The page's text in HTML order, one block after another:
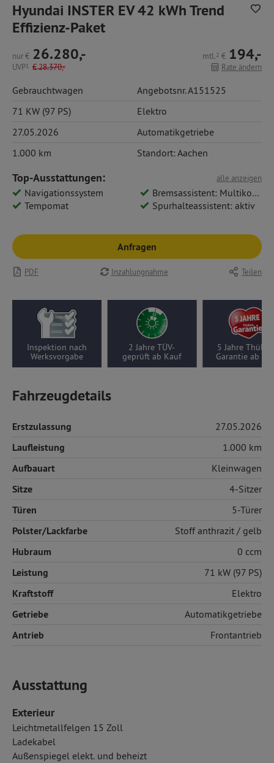
Hyundai INSTER EV 42 kWh Trend
Effizienz-Paket
nur€ 26.280,-
UVP1 €28.370,-
mtl.2 € 194,-
Rate ändern
Gebrauchtwagen
Angebotsnr. A151525
71 KW (97 PS)
Elektro
27.05.2026
Automatikgetriebe
1.000 km
Standort: Aachen
alle anzeigen
Top-Ausstattungen:
Navigationssystem
Bremsassistent: Multikollisionsbremse
Tempomat
Spurhalteassistent: aktiv
Anfragen
PDF Inzahlungnahme Teilen
TÜV-
ab Kauf
5 Jahre Thüllen-
Garantie ab Kauf
Wenigfahrer-Auto,
1000 km pro Jahr
Fahrzeugdetails
Erstzulassung 27.05.2026
Laufleistung 1.000 km
Aufbauart Kleinwagen
Sitze 4-Sitzer
Türen 5-Türer
Polster/Lackfarbe Stoffanthrazit / gelb
Hubraum 0 ccm
Leistung 71 kW (97 PS)
Kraftstoff Elektro
Getriebe Automatikgetriebe
Antrieb Frontantrieb
Ausstattung
Exterieur
Leichtmetallfelgen 15 Zoll
Ladekabel
Außenspiegel elekt. und beheizt